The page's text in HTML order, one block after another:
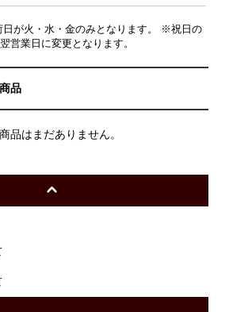
日が火・水・金のみとなります。 ※祝日の
営業日に変更となります。
品
品はまだありません。